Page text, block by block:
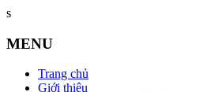
s
MENU
Trang chủ
Giới thiệu